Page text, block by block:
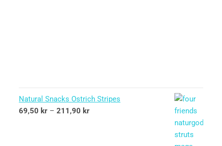
Natural Snacks Ostrich Stripes
69,50 kr – 211,90 kr